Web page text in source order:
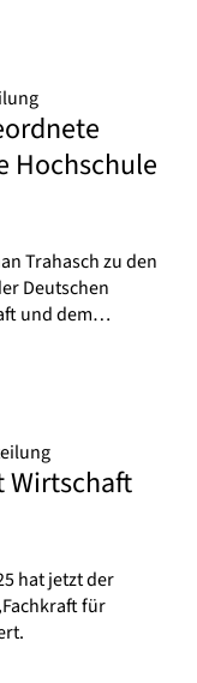
Hochschule
Trahasch zu den
Deutschen
und dem…
Wirtschaft
hat jetzt der
für